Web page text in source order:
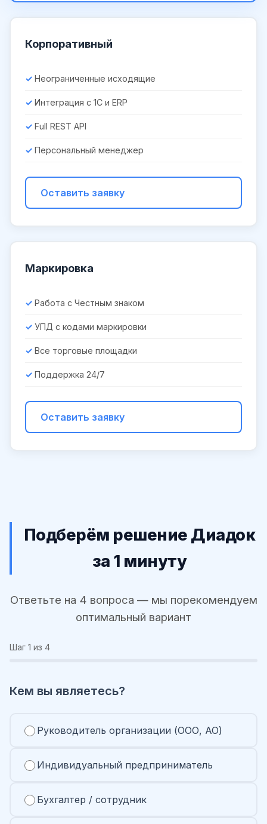
Корпоративный
Неограниченные исходящие
Интеграция с 1С и ERP
Full REST API
Персональный менеджер
Оставить заявку
Маркировка
Работа с Честным знаком
УПД с кодами маркировки
Все торговые площадки
Поддержка 24/7
Оставить заявку
Подберём решение Диадок
за 1 минуту
Ответьте на 4 вопроса — мы порекомендуем
оптимальный вариант
Шаг 1 из 4
Кем вы являетесь?
Руководитель организации (ООО, АО)
Индивидуальный предприниматель
Бухгалтер / сотрудник